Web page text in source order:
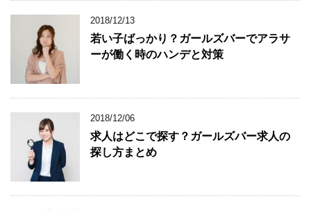
2018/12/13
若い子ばっかり？ガールズバーでアラサ
ーが働く時のハンデと対策
2018/12/06
求人はどこで探す？ガールズバー求人の
探し方まとめ